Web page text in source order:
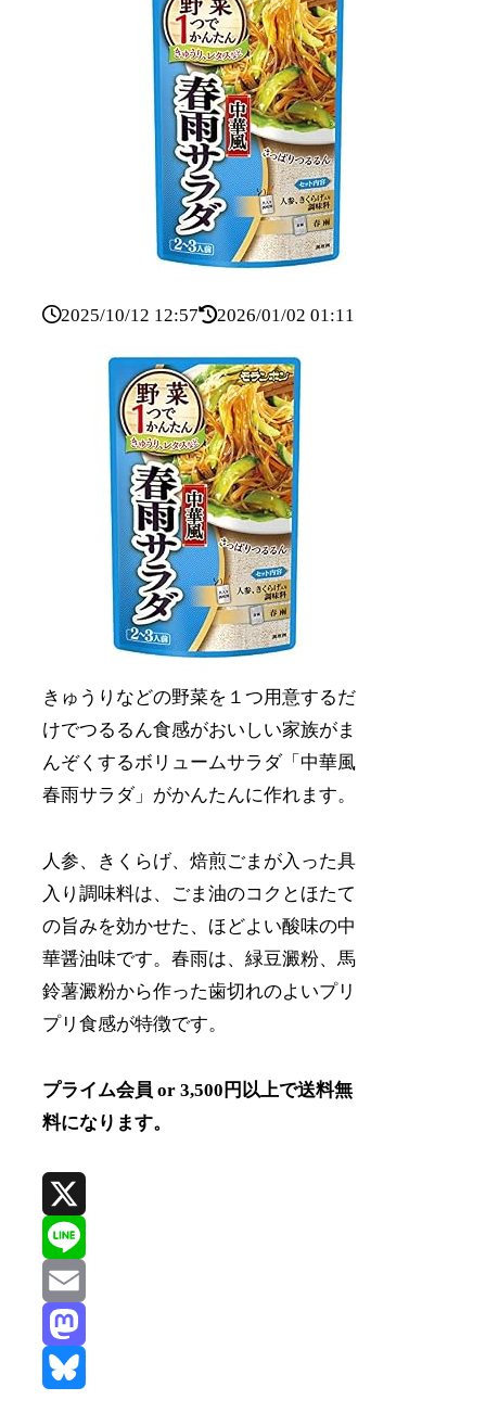
2025/10/12 12:57 2026/01/02 01:11
きゅうりなどの野菜を１つ用意するだ
けでつるるん食感がおいしい家族がま
んぞくするボリュームサラダ「中華風
春雨サラダ」がかんたんに作れます。
人参、きくらげ、焙煎ごまが入った具
入り調味料は、ごま油のコクとほたて
の旨みを効かせた、ほどよい酸味の中
華醤油味です。春雨は、緑豆澱粉、馬
鈴薯澱粉から作った歯切れのよいプリ
プリ食感が特徴です。
プライム会員 or 3,500円以上で送料無
料になります。
X
Line
Email
Mastodon